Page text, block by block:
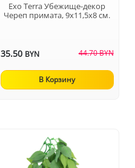
Exo Terra Убежище-декор
Череп примата, 9х11,5х8 см.
35.50 BYN 44.70 BYN
В Корзину